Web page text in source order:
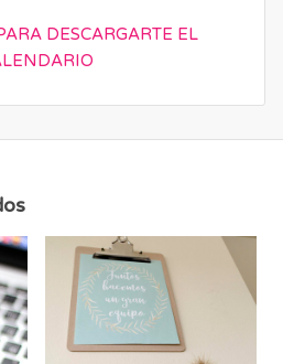
DESCARGARTE EL